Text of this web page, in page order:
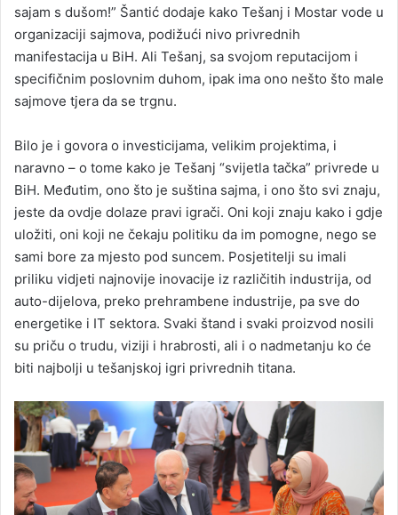
sajam s dušom!” Šantić dodaje kako Tešanj i Mostar vode u
organizaciji sajmova, podižući nivo privrednih
manifestacija u BiH. Ali Tešanj, sa svojom reputacijom i
specifičnim poslovnim duhom, ipak ima ono nešto što male
sajmove tjera da se trgnu.
Bilo je i govora o investicijama, velikim projektima, i
naravno – o tome kako je Tešanj “svijetla tačka” privrede u
BiH. Međutim, ono što je suština sajma, i ono što svi znaju,
jeste da ovdje dolaze pravi igrači. Oni koji znaju kako i gdje
uložiti, oni koji ne čekaju politiku da im pomogne, nego se
sami bore za mjesto pod suncem. Posjetitelji su imali
priliku vidjeti najnovije inovacije iz različitih industrija, od
auto-dijelova, preko prehrambene industrije, pa sve do
energetike i IT sektora. Svaki štand i svaki proizvod nosili
su priču o trudu, viziji i hrabrosti, ali i o nadmetanju ko će
biti najbolji u tešanjskoj igri privrednih titana.